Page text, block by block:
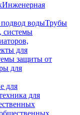
Инженерная
водыТрубы
системы
для
защиты от
для
для
для